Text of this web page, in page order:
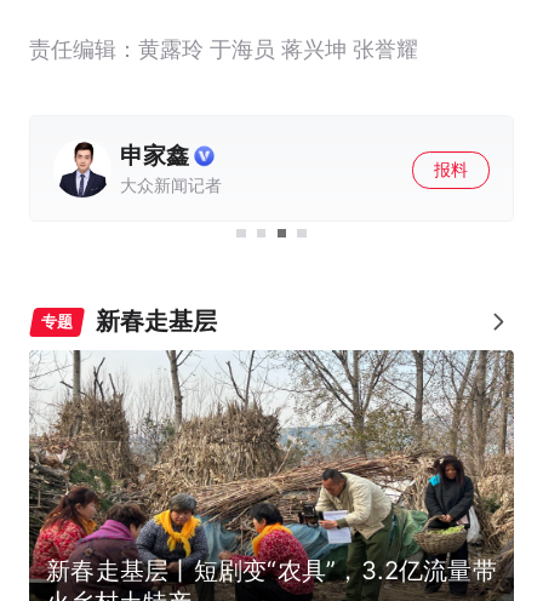
责任编辑：黄露玲 于海员 蒋兴坤 张誉耀
杨庭栋
大众新闻记者
报料
专题 新春走基层
新春走基层丨短剧变“农具”，3.2亿流量带